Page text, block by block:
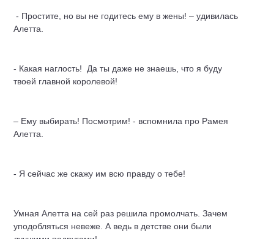
- Простите, но вы не годитесь ему в жены! – удивилась
Алетта.
- Какая наглость! Да ты даже не знаешь, что я буду
твоей главной королевой!
– Ему выбирать! Посмотрим! - вспомнила про Рамея
Алетта.
- Я сейчас же скажу им всю правду о тебе!
Умная Алетта на сей раз решила промолчать. Зачем
уподобляться невеже. А ведь в детстве они были